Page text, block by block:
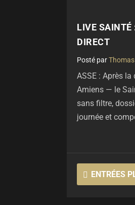
LIVE SAINTÉ
DIRECT
par
ASSE : Après
Amiens — le
sans filtre,
journée et
ENTRÉES